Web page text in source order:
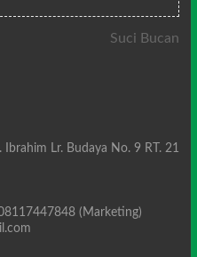
Suci Bucan
Lr. Budaya No. 9 RT. 21
(Marketing)